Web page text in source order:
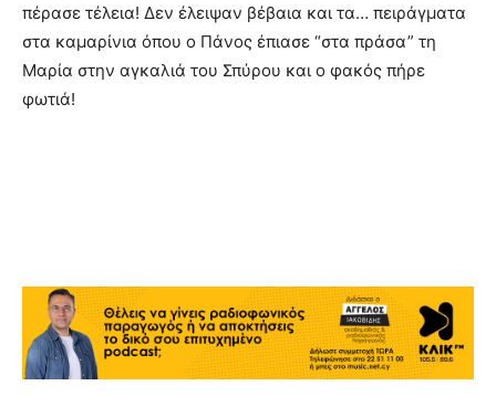
πέρασε τέλεια! Δεν έλειψαν βέβαια και τα… πειράγματα
στα καμαρίνια όπου ο Πάνος έπιασε “στα πράσα” τη
Μαρία στην αγκαλιά του Σπύρου και ο φακός πήρε
φωτιά!